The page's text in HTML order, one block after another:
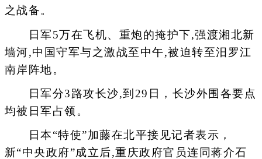
之战备。
日军5万在飞机、重炮的掩护下,强渡湘北新
墙河,中国守军与之激战至中午,被迫转至汨罗江
南岸阵地。
日军分3路攻长沙,到29日，长沙外围各要点
均被日军占领。
日本“特使”加藤在北平接见记者表示，
新“中央政府”成立后,重庆政府官员连同蒋介石